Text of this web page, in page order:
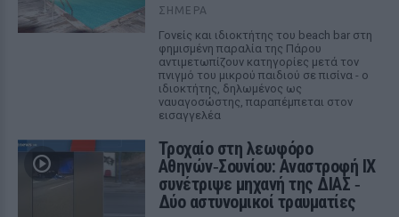
ΣΉΜΕΡΑ
Γονείς και ιδιοκτήτης του beach bar στη
φημισμένη παραλία της Πάρου
αντιμετωπίζουν κατηγορίες μετά τον
πνιγμό του μικρού παιδιού σε πισίνα - ο
ιδιοκτήτης, δηλωμένος ως
ναυαγοσώστης, παραπέμπεται στον
εισαγγελέα
Τροχαίο στη λεωφόρο
Αθηνών‑Σουνίου: Αναστροφή ΙΧ
συνέτριψε μηχανή της ΔΙΑΣ ‑
Δύο αστυνομικοί τραυματίες